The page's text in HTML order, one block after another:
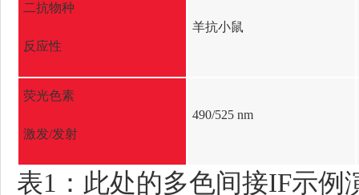
二抗物种
反应性
羊抗小鼠
荧光色素
激发/发射
490/525 nm
表1：此处的多色间接IF示